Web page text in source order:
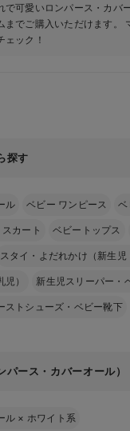
で可愛いロンパース・カ
までご購入いただけます。
ェック！
探す
ル ベビー ワンピース ベ
カート ベビートップス
スタイ・よだれかけ（新生児
） 新生児スリーパー・
ストシューズ・ベビー靴下
ース・カバーオール）
ル × ホワイト系